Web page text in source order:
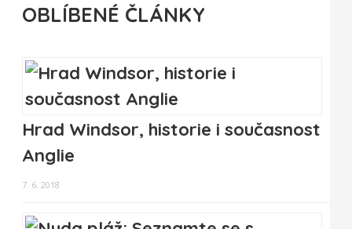
OBLÍBENÉ ČLÁNKY
Hrad Windsor, historie i současnost
Anglie
7. 6. 2018